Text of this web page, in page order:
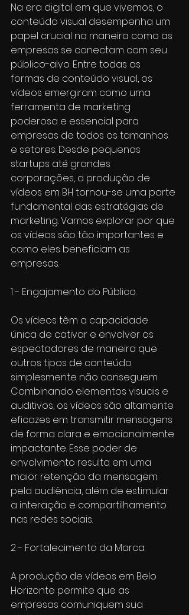
Na era digital em que vivemos, o
conteúdo visual desempenha um
papel crucial na maneira como as
empresas se conectam com seu
público-alvo. Entre todas as
formas de conteúdo visual, os
vídeos emergiram como uma
ferramenta de marketing
poderosa e essencial para
empresas de todos os tamanhos
e setores. Desde pequenas
startups até grandes
corporações, a produção de
vídeos em BH tornou-se uma parte
fundamental das estratégias de
marketing. Vamos explorar por que
os vídeos são tão importantes e
como eles beneficiam as
empresas.
1 - Engajamento do Público.
Os vídeos têm a capacidade
única de cativar e envolver os
espectadores de maneira que
outros tipos de conteúdo
simplesmente não conseguem.
Combinando elementos visuais e
auditivos, os vídeos são altamente
eficazes em transmitir mensagens
de forma clara e emocionalmente
impactante. Esse poder de
envolvimento resulta em uma
maior retenção da mensagem
pela audiência, além de estimular
a interação e compartilhamento
nas redes sociais.
2 - Fortalecimento da Marca.
A produção de vídeos em Belo
Horizonte permite que as
empresas comuniquem sua